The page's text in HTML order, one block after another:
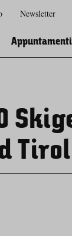
Zur
Zur
Zum
Zum
Newsletter
Tirol